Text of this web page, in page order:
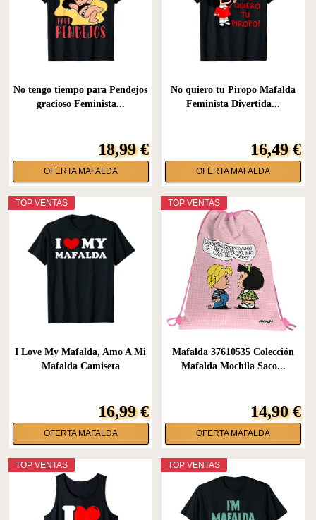
No tengo tiempo para Pendejos
gracioso Feminista...
18,99 €
OFERTA MAFALDA
No quiero tu Piropo Mafalda
Feminista Divertida...
16,49 €
OFERTA MAFALDA
TOP VENTAS
I Love My Mafalda, Amo A Mi
Mafalda Camiseta
16,99 €
OFERTA MAFALDA
TOP VENTAS
Mafalda 37610535 Colección
Mafalda Mochila Saco...
14,90 €
OFERTA MAFALDA
TOP VENTAS TOP VENTAS